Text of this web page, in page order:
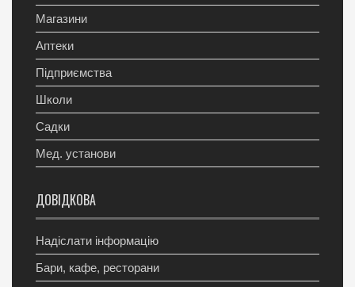
Магазини
Аптеки
Підприємства
Школи
Садки
Мед. установи
ДОВІДКОВА
Надіслати інформацію
Бари, кафе, ресторани